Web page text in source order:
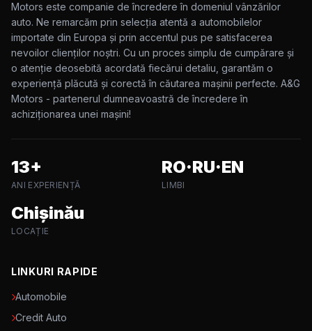
Motors este companie de încredere în domeniul vânzărilor
auto. Ne remarcăm prin selecția atentă a automobilelor
importate din Europa și prin accentul pus pe satisfacerea
nevoilor clienților noștri. Cu un proces simplu de cumpărare și
o atenție deosebită acordată fiecărui detaliu, garantăm o
experiență plăcută și corectă în căutarea mașinii perfecte. A&G
Motors - partenerul dumneavoastră de încredere în
achiziționarea unei mașini!
13+
ANI EXPERIENȚĂ
RO·RU·EN
LIMBI
Chișinău
LOCAȚIE
LINKURI RAPIDE
Automobile
Credit Auto